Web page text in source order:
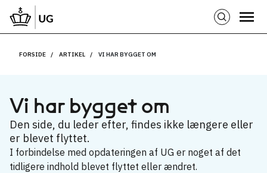
FORSIDE ARTIKEL VI HAR BYGGET OM
Vi har bygget om
Den side, du leder efter, findes ikke længere eller
er blevet flyttet.
I forbindelse med opdateringen af UG er noget af det
tidligere indhold blevet flyttet eller ændret.